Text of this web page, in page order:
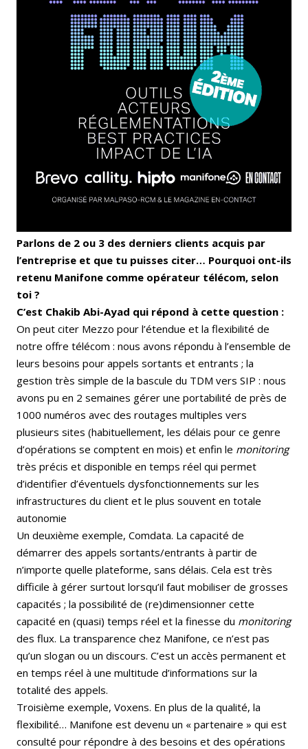
Parlons de 2 ou 3 des derniers clients acquis par
l’entreprise et que tu puisses citer… Pourquoi ont-ils
retenu Manifone comme opérateur télécom, selon
toi ?
C’est Chakib Abi-Ayad qui répond à cette question :
On peut citer Mezzo pour l’étendue et la flexibilité de
notre offre télécom : nous avons répondu à l’ensemble de
leurs besoins pour appels sortants et entrants ; la
gestion très simple de la bascule du TDM vers SIP : nous
avons pu en 2 semaines gérer une portabilité de près de
1000 numéros avec des routages multiples vers
plusieurs sites (habituellement, les délais pour ce genre
d’opérations se comptent en mois) et enfin le monitoring
très précis et disponible en temps réel qui permet
d’identifier d’éventuels dysfonctionnements sur les
infrastructures du client et le plus souvent en totale
autonomie
Un deuxième exemple, Comdata. La capacité de
démarrer des appels sortants/entrants à partir de
n’importe quelle plateforme, sans délais. Cela est très
difficile à gérer surtout lorsqu’il faut mobiliser de grosses
capacités ; la possibilité de (re)dimensionner cette
capacité en (quasi) temps réel et la finesse du monitoring
des flux. La transparence chez Manifone, ce n’est pas
qu’un slogan ou un discours. C’est un accès permanent et
en temps réel à une multitude d’informations sur la
totalité des appels.
Troisième exemple, Voxens. En plus de la qualité, la
flexibilité… Manifone est devenu un « partenaire » qui est
consulté pour répondre à des besoins et des opérations